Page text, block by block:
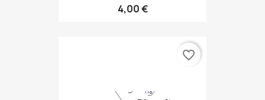
4,00 €
favorite_border